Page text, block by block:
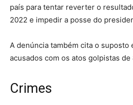
país para tentar reverter o
2022 e impedir a posse do
A denúncia também cita o suposto
acusados com os atos golpistas
Crimes